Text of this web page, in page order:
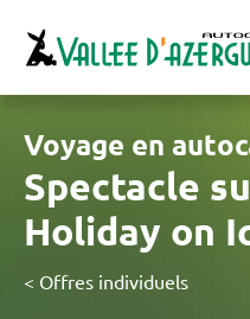
Voyage en
Spectacle
Holiday on
< Offres individuels